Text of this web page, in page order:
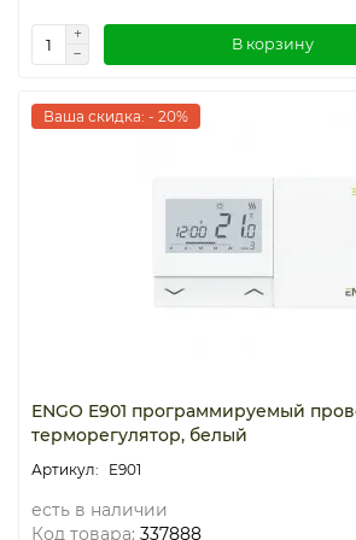
В корзину
Ваша скидка: - 20%
ENGO E901 программируемый
терморегулятор, белый
E901
есть в наличии
Код товара: 337888